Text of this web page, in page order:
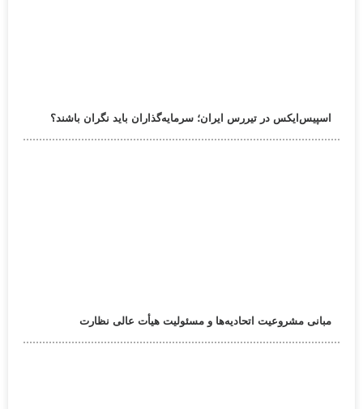
اسپیس‌ایکس در تیررس ایران؛ سرمایه‌گذاران باید نگران باشند؟
مبانی مشروعیت اتحادیه‌ها و مسئولیت هیأت عالی نظارت